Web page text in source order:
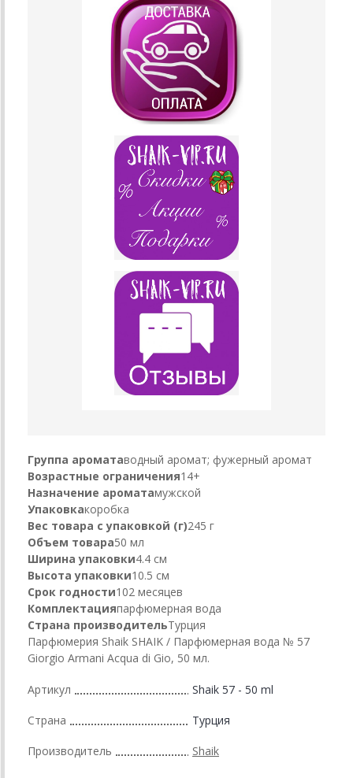
Группа ароматаводный аромат; фужерный аромат
Возрастные ограничения14+
Назначение ароматамужской
Упаковкакоробка
Вес товара с упаковкой (г)245 г
Объем товара50 мл
Ширина упаковки4.4 см
Высота упаковки10.5 см
Срок годности102 месяцев
Комплектацияпарфюмерная вода
Страна производительТурция
Парфюмерия Shaik SHAIK / Парфюмерная вода № 57
Giorgio Armani Acqua di Gio, 50 мл.
Артикул Shaik 57 - 50 ml
Страна Турция
Производитель Shaik